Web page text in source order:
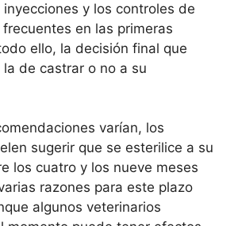
y los controles de
en las primeras
ello, la decisión final que
de castrar o no a su
varían, los
sugerir que se esterilice a su
los cuatro y los nueve meses
razones para este plazo
algunos veterinarios